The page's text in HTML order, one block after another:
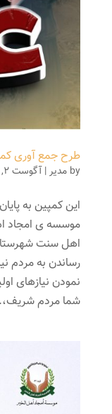
طرح جمع آوری
by مدیر|آگوست 2, 2025
این کمپین به
موسسه ی امجاد
اهل سنت
رساندن به مردم
نمودن نیازهای
شما مردم